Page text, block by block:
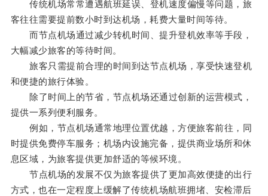
传统机场常常遭遇航班延误、登机速度偏慢等问题，旅
客往往需要提前数小时到达机场，耗费大量时间等待。
而节点机场通过减少转机时间、提升登机效率等手段，
大幅减少旅客的等待时间。
旅客只需提前合理的时间到达节点机场，享受快速登机
和便捷的旅行体验。
除了时间上的节省，节点机场还通过创新的运营模式，
提供一系列便利服务。
例如，节点机场通常地理位置优越，方便旅客前往，同
时提供免费停车服务；机场内设施完备，提供商业场所和休
息区域，为旅客提供更加舒适的等候环境。
节点机场的发展不仅为旅客提供了更加高效便捷的出行
方式，也在一定程度上缓解了传统机场航班拥堵、安检滞后